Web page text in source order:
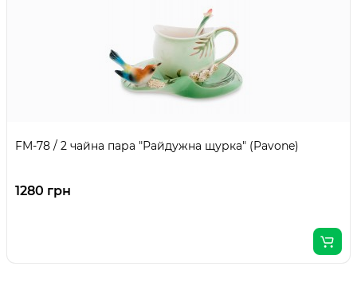
FM-78 / 2 чайна пара "Райдужна щурка" (Pavone)
1280 грн